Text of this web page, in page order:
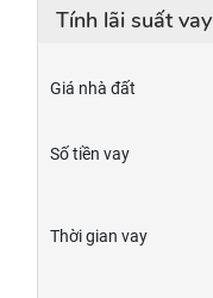
Tính lãi suất vay
Giá nhà đất
Số tiền vay
Thời gian vay